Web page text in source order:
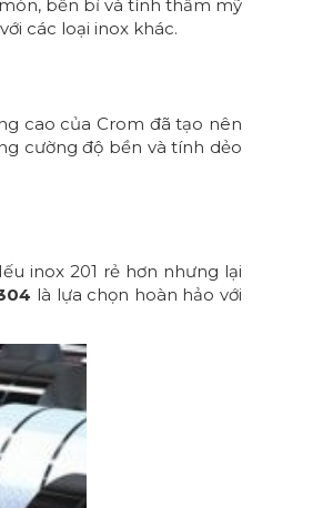
bền bỉ và tính thẩm mỹ
các loại inox khác.
cao của Crom đã tạo nên
cường độ bền và tính dẻo
inox 201 rẻ hơn nhưng lại
là lựa chọn hoàn hảo với